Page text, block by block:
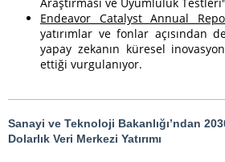
Endeavor Catalyst Annual
yatırımlar ve fonlar açısından
yapay zekanın küresel
ettiği vurgulanıyor.
Sanayi ve Teknoloji Bakanlığı’ndan
Dolarlık Veri Merkezi Yatırımı